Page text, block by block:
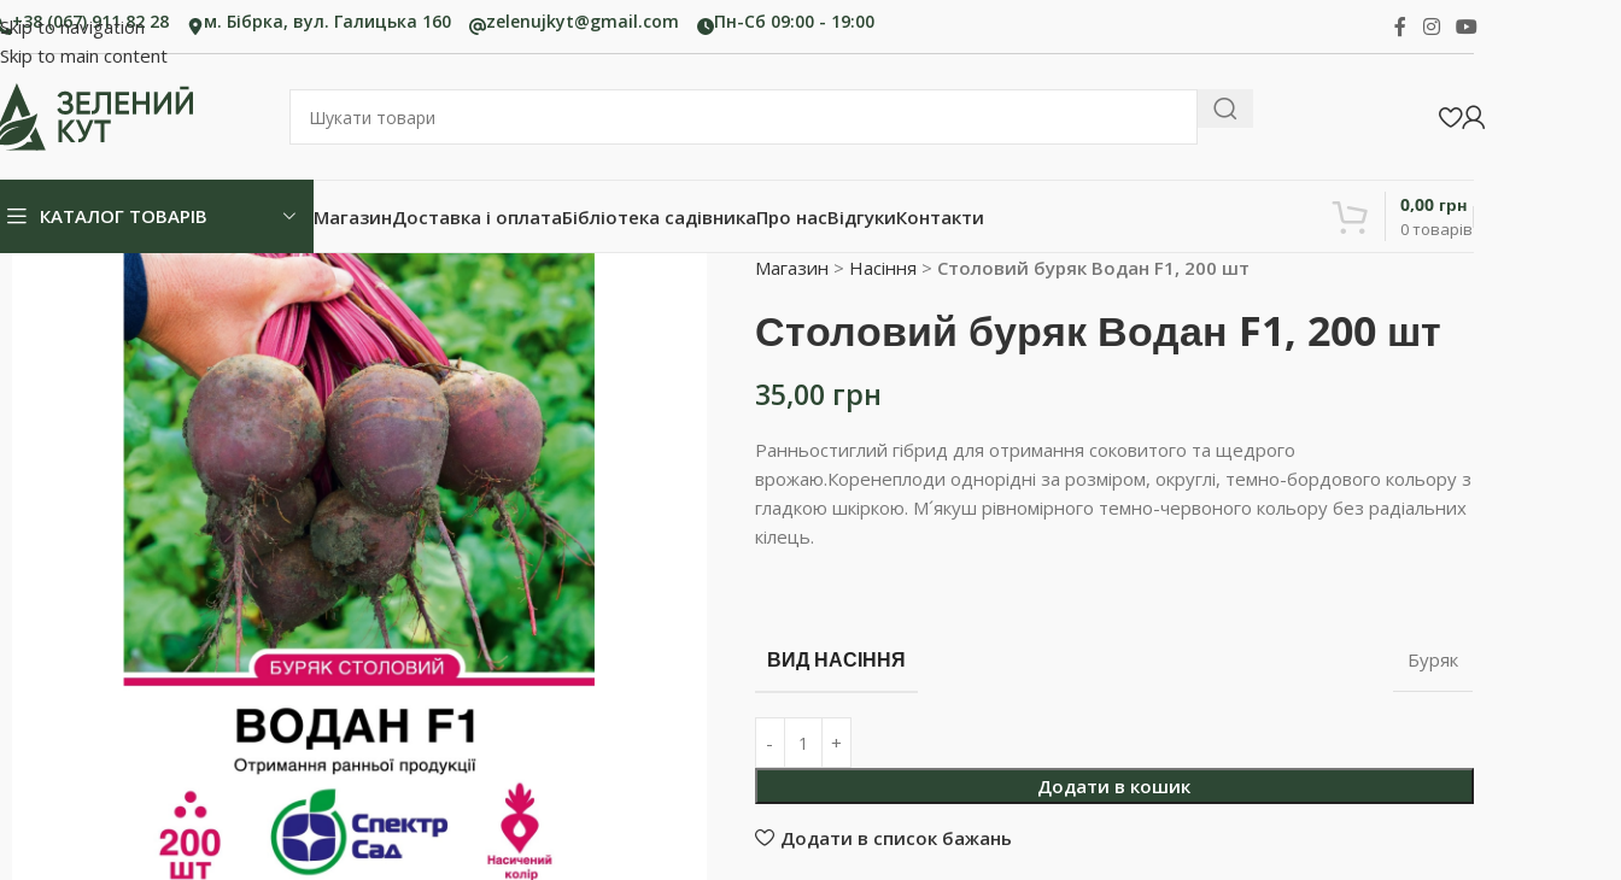
Skip to navigation
Skip to main content
+38 (067) 911 82 28 м. Бібрка, вул. Галицька 160 zelenujkyt@gmail.com Пн-Сб 09:00 - 19:00
КАТАЛОГ ТОВАРІВ МагазинДоставка і оплатаБібліотека садівникаПро насВідгукиКонтакти
0товарів
0,00 грн
Магазин > Насіння > Столовий буряк Водан F1, 200 шт
Столовий буряк Водан F1, 200 шт
35,00 грн
Ранньостиглий гібрид для отримання соковитого та щедрого
врожаю.Коренеплоди однорідні за розміром, округлі, темно-бордового кольору з
гладкою шкіркою. М´якуш рівномірного темно-червоного кольору без радіальних
кілець.
ВИД НАСІННЯ Буряк
Додати в кошик
Додати в список бажань